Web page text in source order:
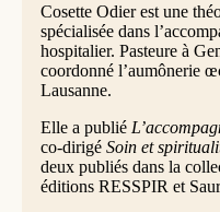
Cosette Odier est une
spécialisée dans
hospitalier. Pasteure à
coordonné l’aumônerie
Lausanne.
Elle a publié
co-dirigé Soin et
deux publiés dans la
éditions RESSPIR et